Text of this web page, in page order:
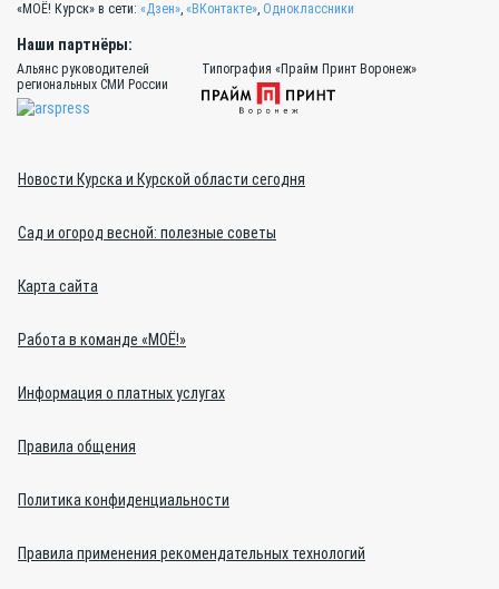
«МОЁ! Курск» в сети: «Дзен», «ВКонтакте», Одноклассники
Наши партнёры:
Альянс руководителей
региональных СМИ России
Типография «Прайм Принт Воронеж»
Новости Курска и Курской области сегодня
Сад и огород весной: полезные советы
Карта сайта
Работа в команде «МОЁ!»
Информация о платных услугах
Правила общения
Политика конфиденциальности
Правила применения рекомендательных технологий